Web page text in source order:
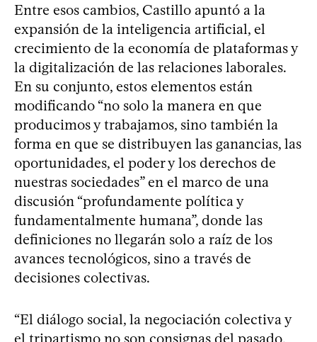
Entre esos cambios, Castillo apuntó a la
expansión de la inteligencia artificial, el
crecimiento de la economía de plataformas y
la digitalización de las relaciones laborales.
En su conjunto, estos elementos están
modificando “no solo la manera en que
producimos y trabajamos, sino también la
forma en que se distribuyen las ganancias, las
oportunidades, el poder y los derechos de
nuestras sociedades” en el marco de una
discusión “profundamente política y
fundamentalmente humana”, donde las
definiciones no llegarán solo a raíz de los
avances tecnológicos, sino a través de
decisiones colectivas.
“El diálogo social, la negociación colectiva y
el tripartismo no son consignas del pasado,